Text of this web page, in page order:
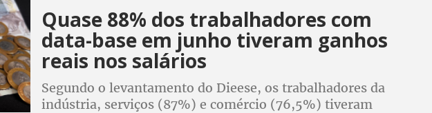
Quase 88% dos trabalhadores com
data-base em junho tiveram ganhos
reais nos salários
Segundo o levantamento do Dieese, os trabalhadores da
indústria, serviços (87%) e comércio (76,5%) tiveram